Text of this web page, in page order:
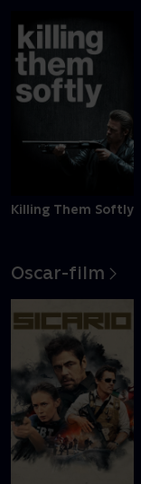
Killing Them Softly
Oscar-film